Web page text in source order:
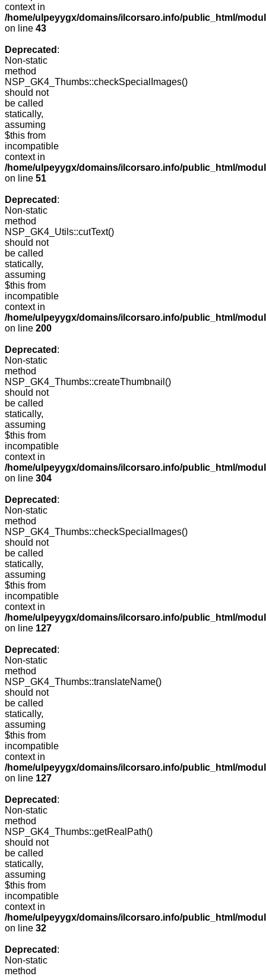
context in
/home/ulpeyygx/domains/ilcorsaro.info/public_html/
on line 43
Deprecated :
Non-static
method
NSP_GK4_Thumbs::checkSpecialImages()
should not
be called
statically,
assuming
$this from
incompatible
context in
/home/ulpeyygx/domains/ilcorsaro.info/public_html/
on line 51
Deprecated :
Non-static
method
NSP_GK4_Utils::cutText()
should not
be called
statically,
assuming
$this from
incompatible
context in
/home/ulpeyygx/domains/ilcorsaro.info/public_html/
on line 200
Deprecated :
Non-static
method
NSP_GK4_Thumbs::createThumbnail()
should not
be called
statically,
assuming
$this from
incompatible
context in
/home/ulpeyygx/domains/ilcorsaro.info/public_html/
on line 304
Deprecated :
Non-static
method
NSP_GK4_Thumbs::checkSpecialImages()
should not
be called
statically,
assuming
$this from
incompatible
context in
/home/ulpeyygx/domains/ilcorsaro.info/public_html/
on line 127
Deprecated :
Non-static
method
NSP_GK4_Thumbs::translateName()
should not
be called
statically,
assuming
$this from
incompatible
context in
/home/ulpeyygx/domains/ilcorsaro.info/public_html/
on line 127
Deprecated :
Non-static
method
NSP_GK4_Thumbs::getRealPath()
should not
be called
statically,
assuming
$this from
incompatible
context in
/home/ulpeyygx/domains/ilcorsaro.info/public_html/
on line 32
Deprecated :
Non-static
method